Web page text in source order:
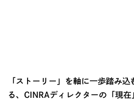
「ストーリー」を軸に一歩踏み
る、CINRAディレクターの「現在